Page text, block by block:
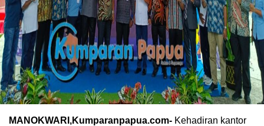
MANOKWARI,Kumparanpapua.com- Kehadiran kantor